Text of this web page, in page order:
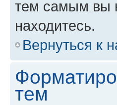
тем самым вы
находитесь.
Вернуться к
тем